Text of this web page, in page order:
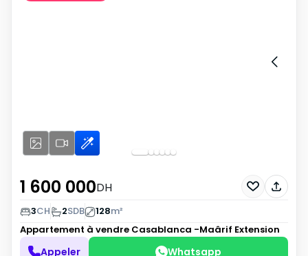
1 600 000DH
3CH 2SDB 128m²
Appartement à vendre Casablanca -Maârif Extension
Appeler Whatsapp